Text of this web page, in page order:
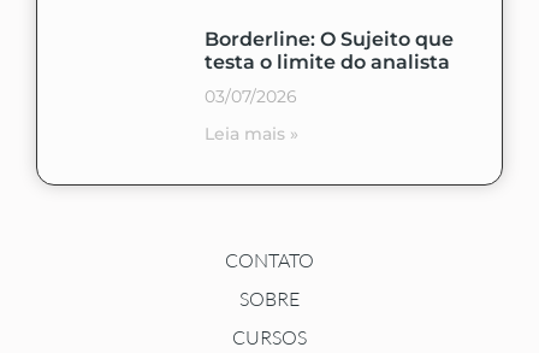
Borderline: O Sujeito que
testa o limite do analista
03/07/2026
Leia mais »
CONTATO
SOBRE
CURSOS